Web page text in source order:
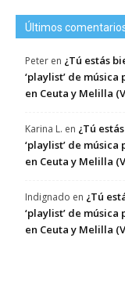
Últimos
Peter en ¿Tú estás
‘playlist’ de
en Ceuta y Melilla
Karina L. en ¿Tú
‘playlist’ de
en Ceuta y Melilla
Indignado en ¿Tú
‘playlist’ de
en Ceuta y Melilla